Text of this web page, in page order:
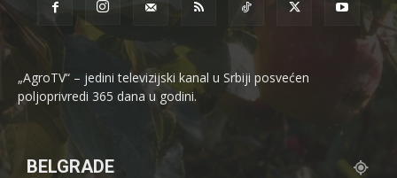
„AgroTV“ – jedini televizijski kanal u Srbiji posvećen
poljoprivredi 365 dana u godini.
BELGRADE